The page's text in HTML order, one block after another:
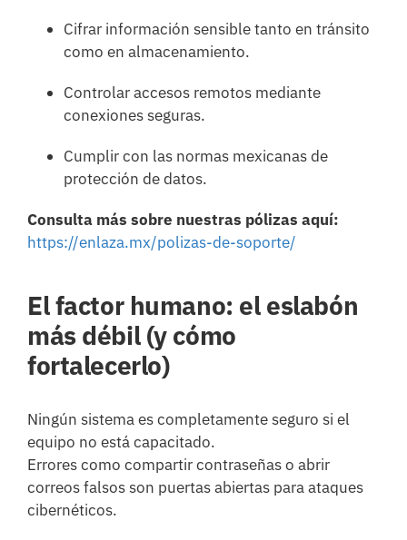
Cifrar información sensible tanto en tránsito
como en almacenamiento.
Controlar accesos remotos mediante
conexiones seguras.
Cumplir con las normas mexicanas de
protección de datos.
Consulta más sobre nuestras pólizas aquí:
https://enlaza.mx/polizas-de-soporte/
El factor humano: el eslabón
más débil (y cómo
fortalecerlo)
Ningún sistema es completamente seguro si el
equipo no está capacitado.
Errores como compartir contraseñas o abrir
correos falsos son puertas abiertas para ataques
cibernéticos.